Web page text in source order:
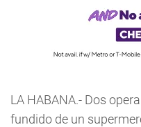
LA HABANA.- Dos
fundido de un